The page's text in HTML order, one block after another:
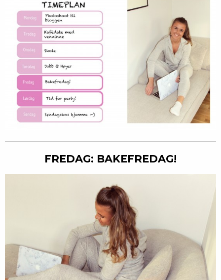
FREDAG: BAKEFREDAG!